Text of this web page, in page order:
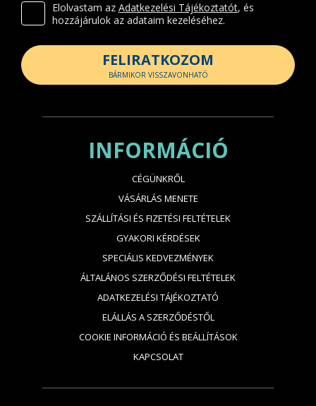
Elolvastam az Adatkezelési Tájékoztatót, és
hozzájárulok az adataim kezeléséhez.
FELIRATKOZOM
BÁRMIKOR VISSZAVONHATÓ
INFORMÁCIÓ
CÉGÜNKRŐL
VÁSÁRLÁS MENETE
SZÁLLÍTÁSI ÉS FIZETÉSI FELTÉTELEK
GYAKORI KÉRDÉSEK
SPECIÁLIS KEDVEZMÉNYEK
ÁLTALÁNOS SZERZŐDÉSI FELTÉTELEK
ADATKEZELÉSI TÁJÉKOZTATÓ
ELÁLLÁS A SZERZŐDÉSTŐL
COOKIE INFORMÁCIÓ ÉS BEÁLLÍTÁSOK
KAPCSOLAT